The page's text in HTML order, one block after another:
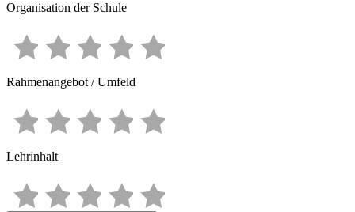
Organisation der Schule
Rahmenangebot / Umfeld
Lehrinhalt